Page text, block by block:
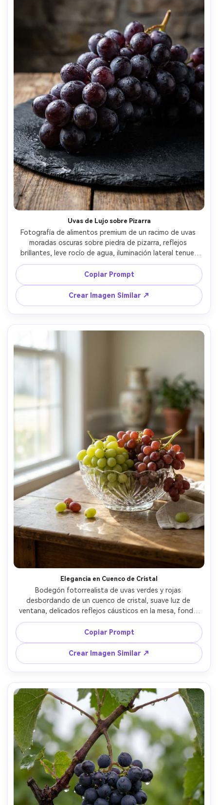
Uvas de Lujo sobre Pizarra
Fotografía de alimentos premium de un racimo de uvas
moradas oscuras sobre piedra de pizarra, reflejos
brillantes, leve rocío de agua, iluminación lateral tenue,
poca profundidad de campo, tomada con Nikon Z8 y
lente 105mm f/2.8, contraste rico, estética de menú de
restaurante elegante --ar 4:5
Copiar Prompt
Crear Imagen Similar ↗
Elegancia en Cuenco de Cristal
Bodegón fotorrealista de uvas verdes y rojas
desbordando de un cuenco de cristal, suave luz de
ventana, delicados reflejos cáusticos en la mesa, fondo
suavemente desenfocado, tomada con Sony A7IV y 85mm
f/1.4, ambiente elegante de estilo de vida, textura de uva
natural, calidad de revista de alta gama --ar 4:5
Copiar Prompt
Crear Imagen Similar ↗